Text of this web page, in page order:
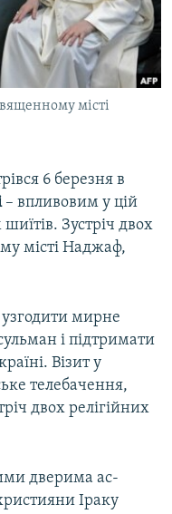
місті
6 березня в
– впливовим у цій
Зустріч двох
місті Наджаф,
узгодити мирне
і підтримати
Візит у
телебачення,
двох релігійних
дверима ас-
Іраку